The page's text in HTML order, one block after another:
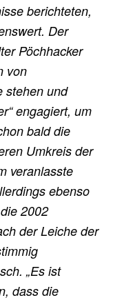
berichteten,
Der
Pöchhacker
von
stehen und
engagiert, um
bald die
Umkreis der
veranlasste
ebenso
2002
der Leiche der
„Es ist
dass die